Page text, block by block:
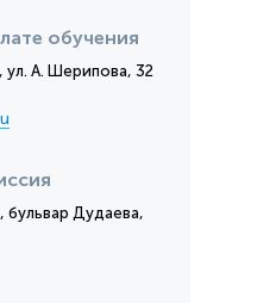
обучения
ул. А. Шерипова, 32
бульвар Дудаева,